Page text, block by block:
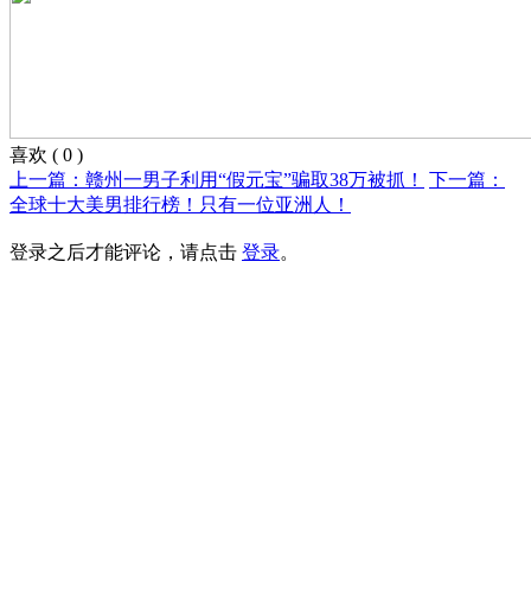
喜欢 ( 0 )
上一篇：赣州一男子利用“假元宝”骗取38万被抓！
下一篇：
全球十大美男排行榜！只有一位亚洲人！
登录之后才能评论，请点击 登录。